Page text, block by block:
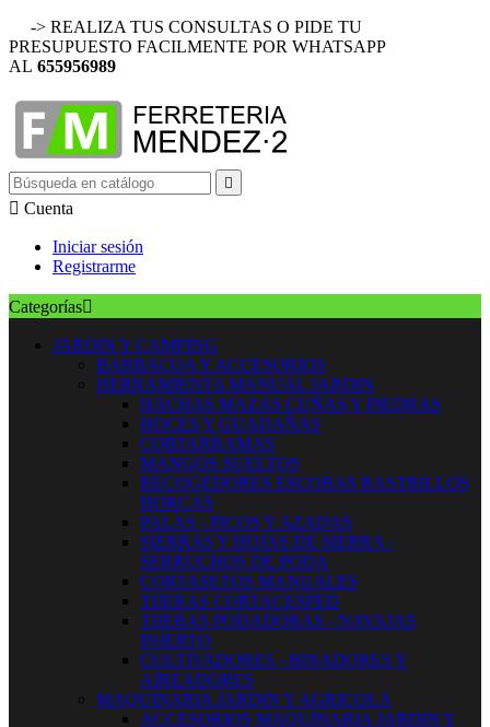
-> REALIZA TUS CONSULTAS O PIDE TU
PRESUPUESTO FACILMENTE POR WHATSAPP
AL 655956989

 Cuenta
Iniciar sesión
Registrarme
Categorías
JARDIN Y CAMPING
BARBACOA Y ACCESORIOS
HERRAMIENTA MANUAL JARDIN
HACHAS MAZAS CUÑAS Y PIEDRAS
HOCES Y GUADAÑAS
CORTARRAMAS
MANGOS SUELTOS
RECOGEDORES ESCOBAS RASTRILLOS
HORCAS
PALAS - PICOS Y AZADAS
SIERRAS Y HOJAS DE SIERRA -
SERRUCHOS DE PODA
CORTASETOS MANUALES
TIJERAS CORTACESPED
TIJERAS PODADORAS - NAVAJAS
INJERTO
CULTIVADORES - BINADORES Y
AIREADORES
MAQUINARIA JARDIN Y AGRICOLA
ACCESORIOS MAQUINARIA JARDIN Y